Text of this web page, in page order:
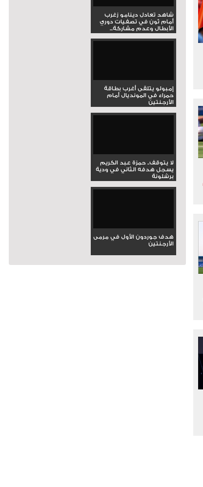
شاهد تعادل دينامو زغرب
أمام ثون في تصفيات دوري
الأبطال وعدم مشاركة...
إمبولو يتلقى أغرب بطاقة
حمراء في المونديال أمام
الأرجنتين
لا يتوقف.. حمزة عبد الكريم
يسجل هدفه الثاني في ودية
برشلونة
هدف جوردون الأول في مرمى
الأرجنتين